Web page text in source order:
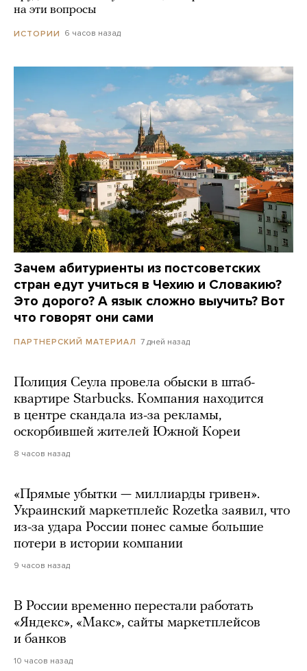
на эти вопросы
ИСТОРИИ 6 часов назад
Зачем абитуриенты из постсоветских
стран едут учиться в Чехию и Словакию?
Это дорого? А язык сложно выучить? Вот
что говорят они сами
ПАРТНЕРСКИЙ МАТЕРИАЛ 7 дней назад
Полиция Сеула провела обыски в штаб-
квартире Starbucks. Компания находится
в центре скандала из-за рекламы,
оскорбившей жителей Южной Кореи
8 часов назад
«Прямые убытки — миллиарды гривен».
Украинский маркетплейс Rozetka заявил, что
из-за удара России понес самые большие
потери в истории компании
9 часов назад
В России временно перестали работать
«Яндекс», «Макс», сайты маркетплейсов
и банков
10 часов назад